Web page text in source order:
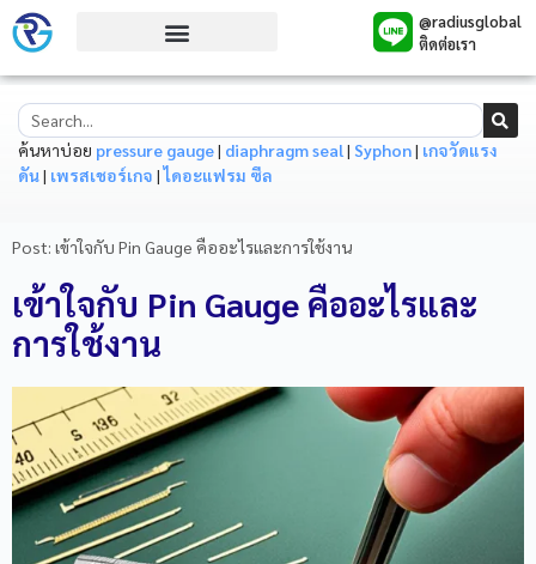
@radiusglobal
ติดต่อเรา
ค้นหาบ่อย pressure gauge| diaphragm seal| Syphon| เกจวัดแรง
ดัน| เพรสเชอร์เกจ |ไดอะแฟรม ซีล
Post: เข้าใจกับ Pin Gauge คืออะไรและการใช้งาน
เข้าใจกับ Pin Gauge คืออะไรและ
การใช้งาน